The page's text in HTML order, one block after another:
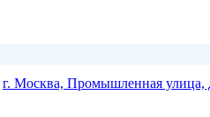
г. Москва, Промышленная улица,